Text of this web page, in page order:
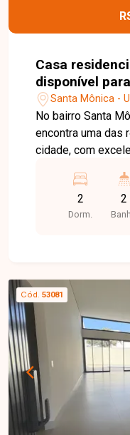
com ótima
Casa
disponível
Santa Mônica
Santa Mônica -
No bairro Santa
encontra uma das
cidade, com
supermercados,
universidades e
proporcionando
sob a pia, área de
e 2 vagas de
ambientes são
conforto e
excelente
em uma casa bem
mais desejados de
e agende sua visita!
2
Dorm.
2
Cód. 53081